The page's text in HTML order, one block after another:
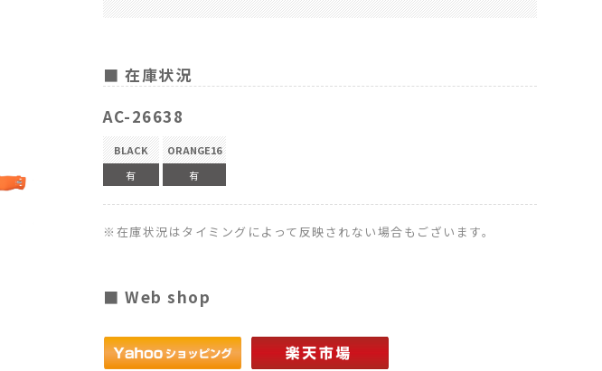
■ 在庫状況
AC-26638
BLACK
有
ORANGE16
有
※在庫状況はタイミングによって反映されない場合もございます。
■ Web shop